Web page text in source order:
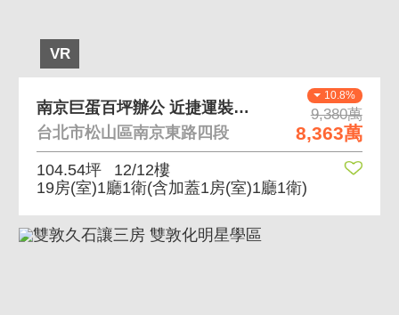
VR
10.8%
9,380萬
8,363萬
南京巨蛋百坪辦公 近捷運裝潢佳 收租方便 使用大
台北市松山區南京東路四段
104.54坪
12/12樓
19房(室)1廳1衛(含加蓋1房(室)1廳1衛)